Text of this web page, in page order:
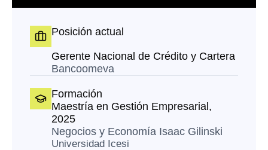
Posición actual
Gerente Nacional de Crédito y Cartera
Bancoomeva
Formación
Maestría en Gestión Empresarial,
2025
Negocios y Economía Isaac Gilinski
Universidad Icesi